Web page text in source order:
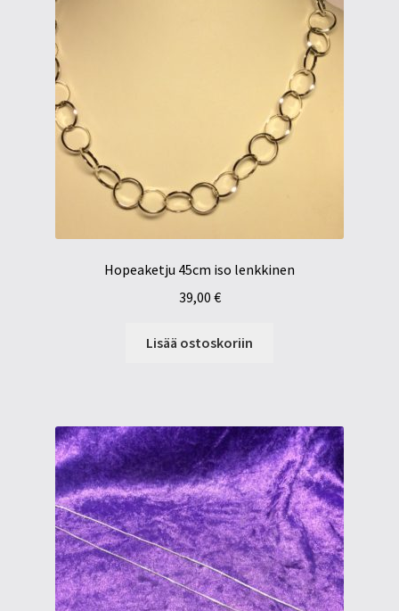
Hopeaketju 45cm iso lenkkinen
39,00 €
Lisää ostoskoriin